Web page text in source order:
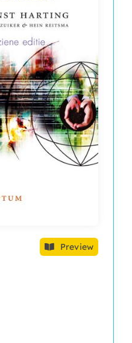
Preview